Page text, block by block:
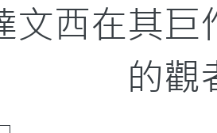
文西在其巨
的觀